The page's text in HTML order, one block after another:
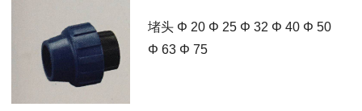
堵头 Φ 20 Φ 25 Φ 32 Φ 40 Φ 50
Φ 63 Φ 75